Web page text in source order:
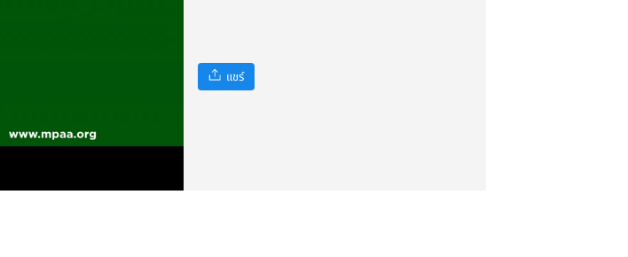
แชร์